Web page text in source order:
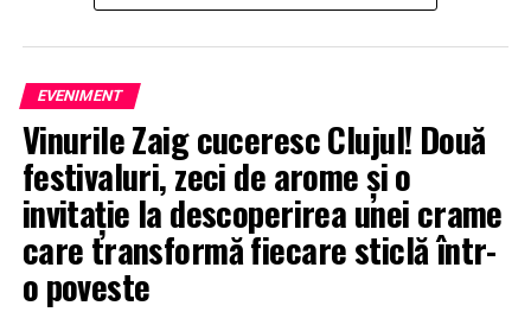
EVENIMENT
Vinurile Zaig cuceresc Clujul! Două
festivaluri, zeci de arome și o
invitație la descoperirea unei crame
care transformă fiecare sticlă într-
o poveste